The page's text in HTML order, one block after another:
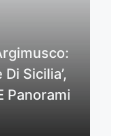
Sicilia’,
Panorami